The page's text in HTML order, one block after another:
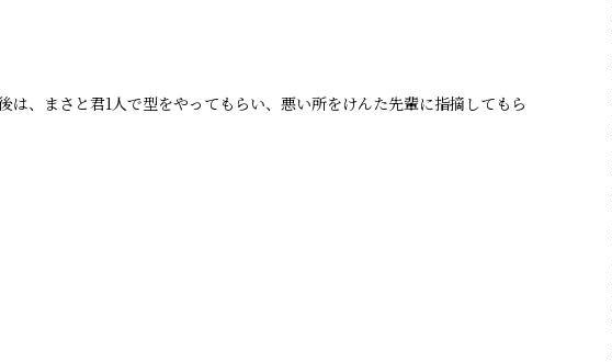
は、まさと君1人で型をやってもらい、悪い所をけんた先輩に指摘してもら